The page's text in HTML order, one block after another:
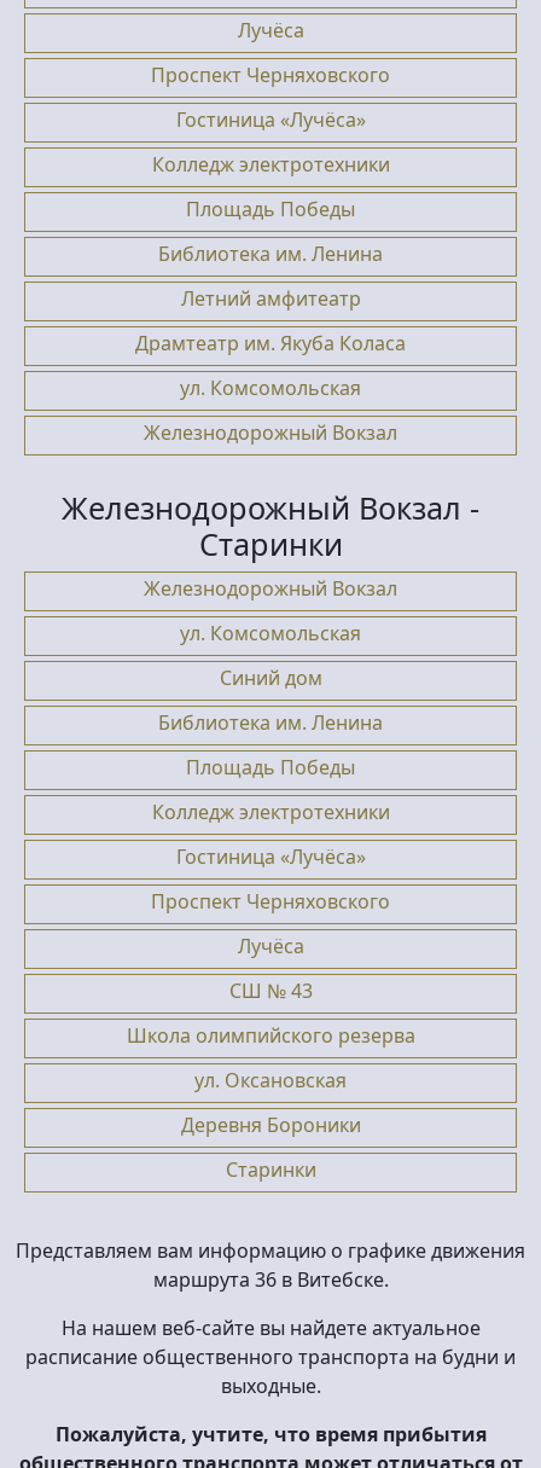
Лучёса
Проспект Черняховского
Гостиница «Лучёса»
Колледж электротехники
Площадь Победы
Библиотека им. Ленина
Летний амфитеатр
Драмтеатр им. Якуба Коласа
ул. Комсомольская
Железнодорожный Вокзал
Железнодорожный Вокзал -
Старинки
Железнодорожный Вокзал
ул. Комсомольская
Синий дом
Библиотека им. Ленина
Площадь Победы
Колледж электротехники
Гостиница «Лучёса»
Проспект Черняховского
Лучёса
СШ № 43
Школа олимпийского резерва
ул. Оксановская
Деревня Бороники
Старинки
Представляем вам информацию о графике движения
маршрута 36 в Витебске.
На нашем веб-сайте вы найдете актуальное
расписание общественного транспорта на будни и
выходные.
Пожалуйста, учтите, что время прибытия